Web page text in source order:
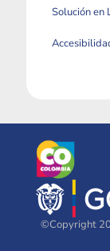
Solución en
©Copyright